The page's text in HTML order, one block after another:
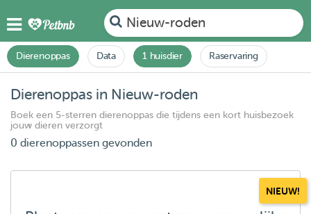
Nieuw-roden
Dierenoppas Data 1 huisdier Raservaring
Dierenoppas in Nieuw-roden
Boek een 5-sterren dierenoppas die tijdens een kort huisbezoek
jouw dieren verzorgt
0 dierenoppassen gevonden
NIEUW!